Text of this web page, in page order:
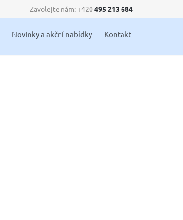
Zavolejte nám: +420 495 213 684
content
Novinky a akční nabídky Kontakt